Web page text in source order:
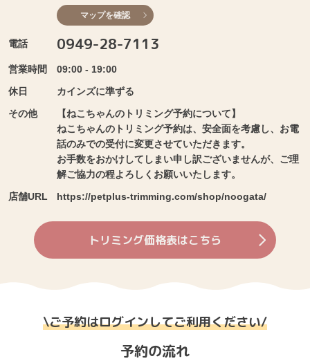
マップを確認
電話 0949-28-7113
営業時間
09:00 - 19:00
休日
カインズに準ずる
その他
【ねこちゃんのトリミング予約について】
ねこちゃんのトリミング予約は、安全面を考慮し、お電
話のみでの受付に変更させていただきます。
お手数をおかけしてしまい申し訳ございませんが、ご理
解ご協力の程よろしくお願いいたします。
店舗URL
https://petplus-trimming.com/shop/noogata/
トリミング価格表はこちら
\ご予約はログインしてご利用ください/
予約の流れ